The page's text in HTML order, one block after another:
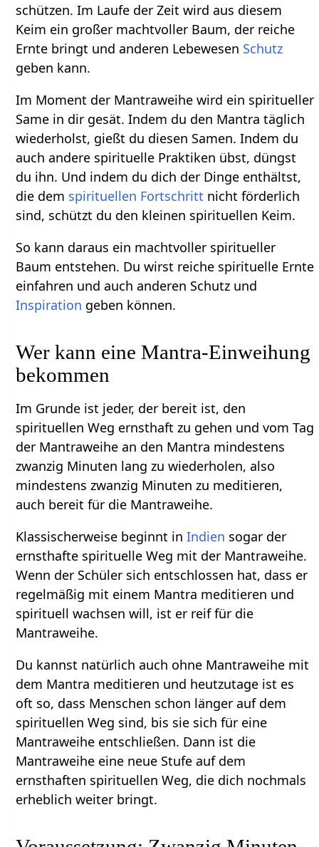
schützen. Im Laufe der Zeit wird aus diesem
Keim ein großer machtvoller Baum, der reiche
Ernte bringt und anderen Lebewesen Schutz
geben kann.
Im Moment der Mantraweihe wird ein spiritueller
Same in dir gesät. Indem du den Mantra täglich
wiederholst, gießt du diesen Samen. Indem du
auch andere spirituelle Praktiken übst, düngst
du ihn. Und indem du dich der Dinge enthältst,
die dem spirituellen Fortschritt nicht förderlich
sind, schützt du den kleinen spirituellen Keim.
So kann daraus ein machtvoller spiritueller
Baum entstehen. Du wirst reiche spirituelle Ernte
einfahren und auch anderen Schutz und
Inspiration geben können.
Wer kann eine Mantra-Einweihung
bekommen
Im Grunde ist jeder, der bereit ist, den
spirituellen Weg ernsthaft zu gehen und vom Tag
der Mantraweihe an den Mantra mindestens
zwanzig Minuten lang zu wiederholen, also
mindestens zwanzig Minuten zu meditieren,
auch bereit für die Mantraweihe.
Klassischerweise beginnt inIndien sogar der
ernsthafte spirituelle Weg mit der Mantraweihe.
Wenn der Schüler sich entschlossen hat, dass er
regelmäßig mit einem Mantra meditieren und
spirituell wachsen will, ist er reif für die
Mantraweihe.
Du kannst natürlich auch ohne Mantraweihe mit
dem Mantra meditieren und heutzutage ist es
oft so, dass Menschen schon länger auf dem
spirituellen Weg sind, bis sie sich für eine
Mantraweihe entschließen. Dann ist die
Mantraweihe eine neue Stufe auf dem
ernsthaften spirituellen Weg, die dich nochmals
erheblich weiter bringt.